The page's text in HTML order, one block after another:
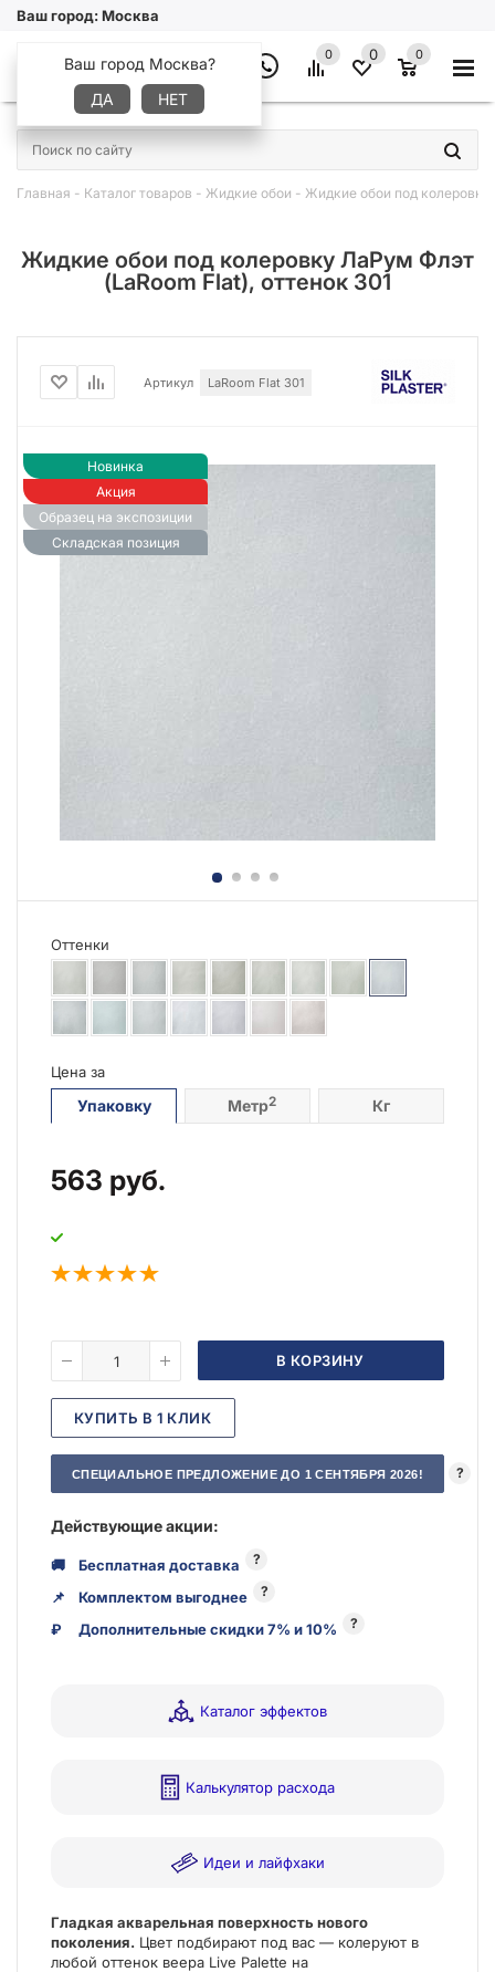
Ваш город:Москва
Ваш город Москва?
ДА
НЕТ
0 0 0
×
Главная - Каталог товаров - Жидкие обои - Жидкие обои под
Жидкие обои под колеровку ЛаРум Флэт
(LaRoom Flat), оттенок 301
Новинка
Акция
Образец на экспозиции
Складская позиция
Артикул LaRoom Flat 301
Оттенки
Цена за
Упаковку Метр2 Кг
563 руб.
В КОРЗИНУ
КУПИТЬ В 1 КЛИК
СПЕЦИАЛЬНОЕ ПРЕДЛОЖЕНИЕ ДО 1 СЕНТЯБРЯ 2026! ?
Действующие акции:
🚚 Бесплатная доставка ?
📌 Комплектом выгоднее ?
₽ Дополнительные скидки 7% и 10% ?
Каталог эффектов
Калькулятор расхода
Идеи и лайфхаки
Гладкая акварельная поверхность нового
поколения. Цвет подбирают под вас — колеруют в
любой оттенок веера Live Palette на